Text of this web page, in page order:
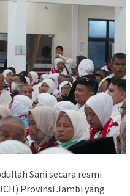
Sani secara resmi
Provinsi Jambi yang